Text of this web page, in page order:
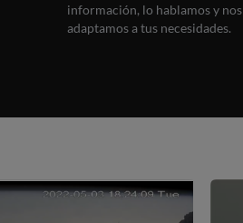
información, lo hablamos y nos
adaptamos a tus necesidades.